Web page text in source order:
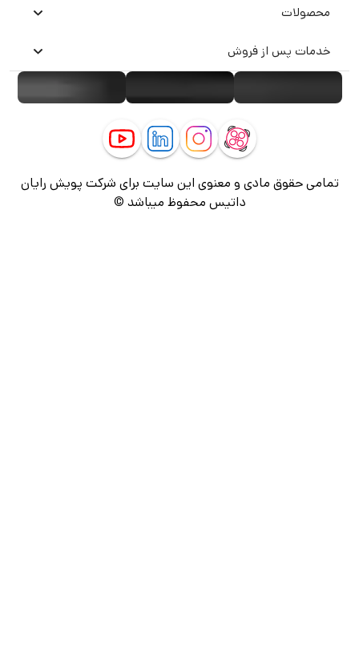
محصولات
خدمات پس از فروش
تمامی حقوق مادی و معنوی این سایت برای شرکت پویش رایان
داتیس محفوظ میباشد ©